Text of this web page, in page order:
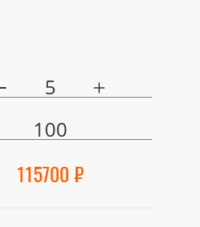
100
115700 ₽